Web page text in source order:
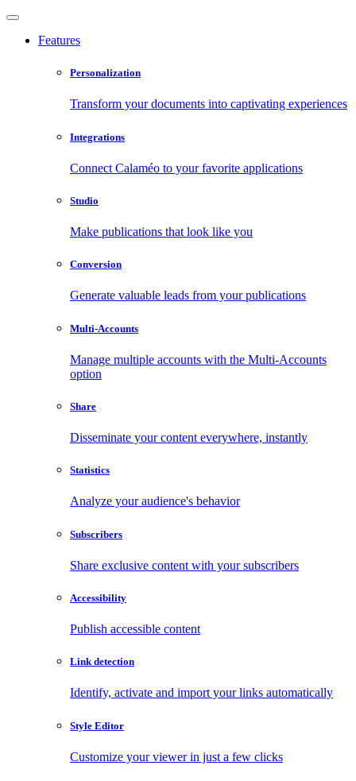
Features
Personalization
Transform your documents into captivating experiences
Integrations
Connect Calaméo to your favorite applications
Studio
Make publications that look like you
Conversion
Generate valuable leads from your publications
Multi-Accounts
Manage multiple accounts with the Multi-Accounts
option
Share
Disseminate your content everywhere, instantly
Statistics
Analyze your audience's behavior
Subscribers
Share exclusive content with your subscribers
Accessibility
Publish accessible content
Link detection
Identify, activate and import your links automatically
Style Editor
Customize your viewer in just a few clicks